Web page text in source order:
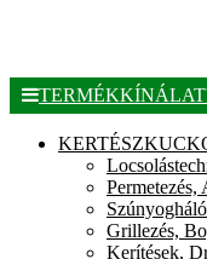
Permetezés,
Grillezés,
Kerítések,